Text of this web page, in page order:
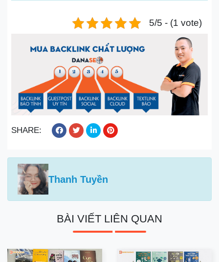
5/5 - (1 vote)
SHARE:
Thanh Tuyền
BÀI VIẾT LIÊN QUAN